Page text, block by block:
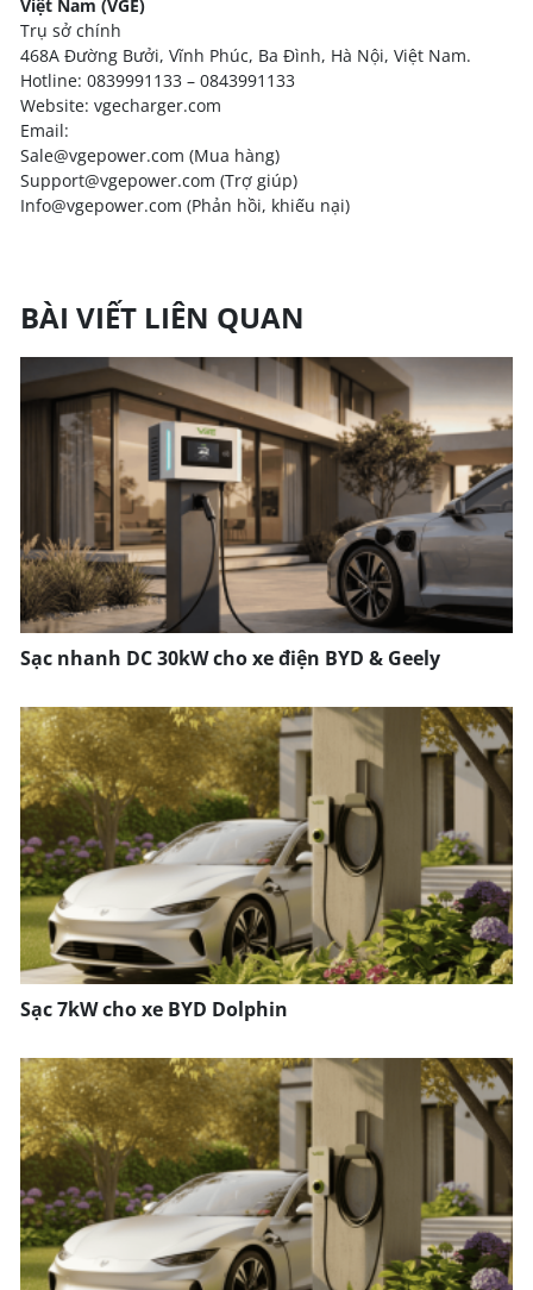
Việt Nam (VGE)
Trụ sở chính
468A Đường Bưởi, Vĩnh Phúc, Ba Đình, Hà Nội, Việt Nam.
Hotline: 0839991133 – 0843991133
Website: vgecharger.com
Email:
Sale@vgepower.com (Mua hàng)
Support@vgepower.com (Trợ giúp)
Info@vgepower.com (Phản hồi, khiếu nại)
BÀI VIẾT LIÊN QUAN
Sạc nhanh DC 30kW cho xe điện BYD & Geely
Sạc 7kW cho xe BYD Dolphin